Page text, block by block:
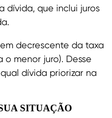
dívida, que inclui juros
decrescente da taxa
o menor juro). Desse
dívida priorizar na
SITUAÇÃO